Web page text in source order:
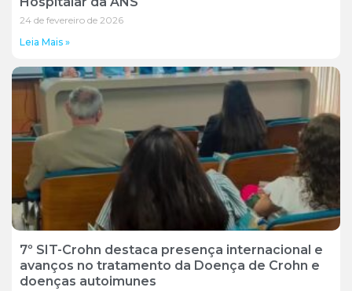
24 de fevereiro de 2026
Leia Mais »
7º SIT-Crohn destaca presença internacional e
avanços no tratamento da Doença de Crohn e
doenças autoimunes